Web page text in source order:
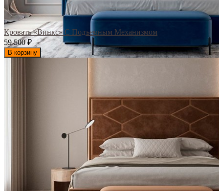
Кровать «Винкс» С Подъемным Механизмом
59 500₽
В корзину